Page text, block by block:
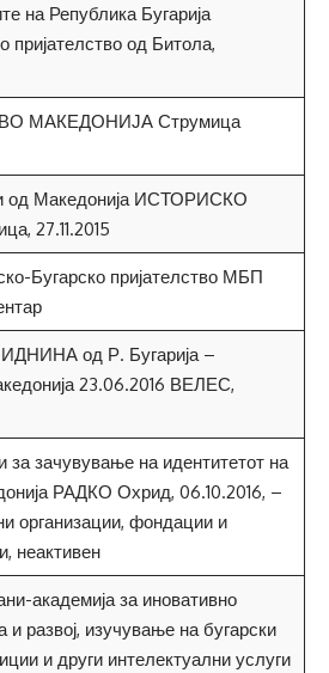
на Република Бугарија
пријателство од Битола,
МАКЕДОНИЈА Струмица
од Македонија ИСТОРИСКО
27.11.2015
Бугарско пријателство МБП
од Р. Бугарија –
23.06.2016 ВЕЛЕС,
за зачувување на идентитетот на
РАДКО Охрид, 06.10.2016, –
организации, фондации и
неактивен
академија за иновативно
и развој, изучување на бугарски
и други интелектуални услуги